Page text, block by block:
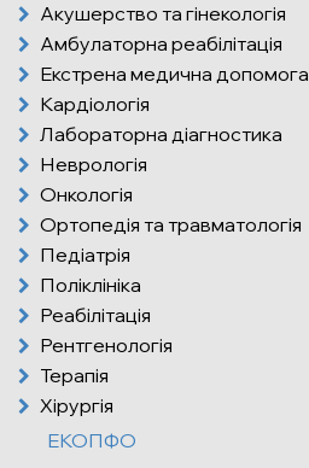
Акушерство та гінекологія
Амбулаторна реабілітація
Екстрена медична допомога
Кардіологія
Лабораторна діагностика
Неврологія
Онкологія
Ортопедія та травматологія
Педіатрія
Поліклініка
Реабілітація
Рентгенологія
Терапія
Хірургія
ЕКОПФО